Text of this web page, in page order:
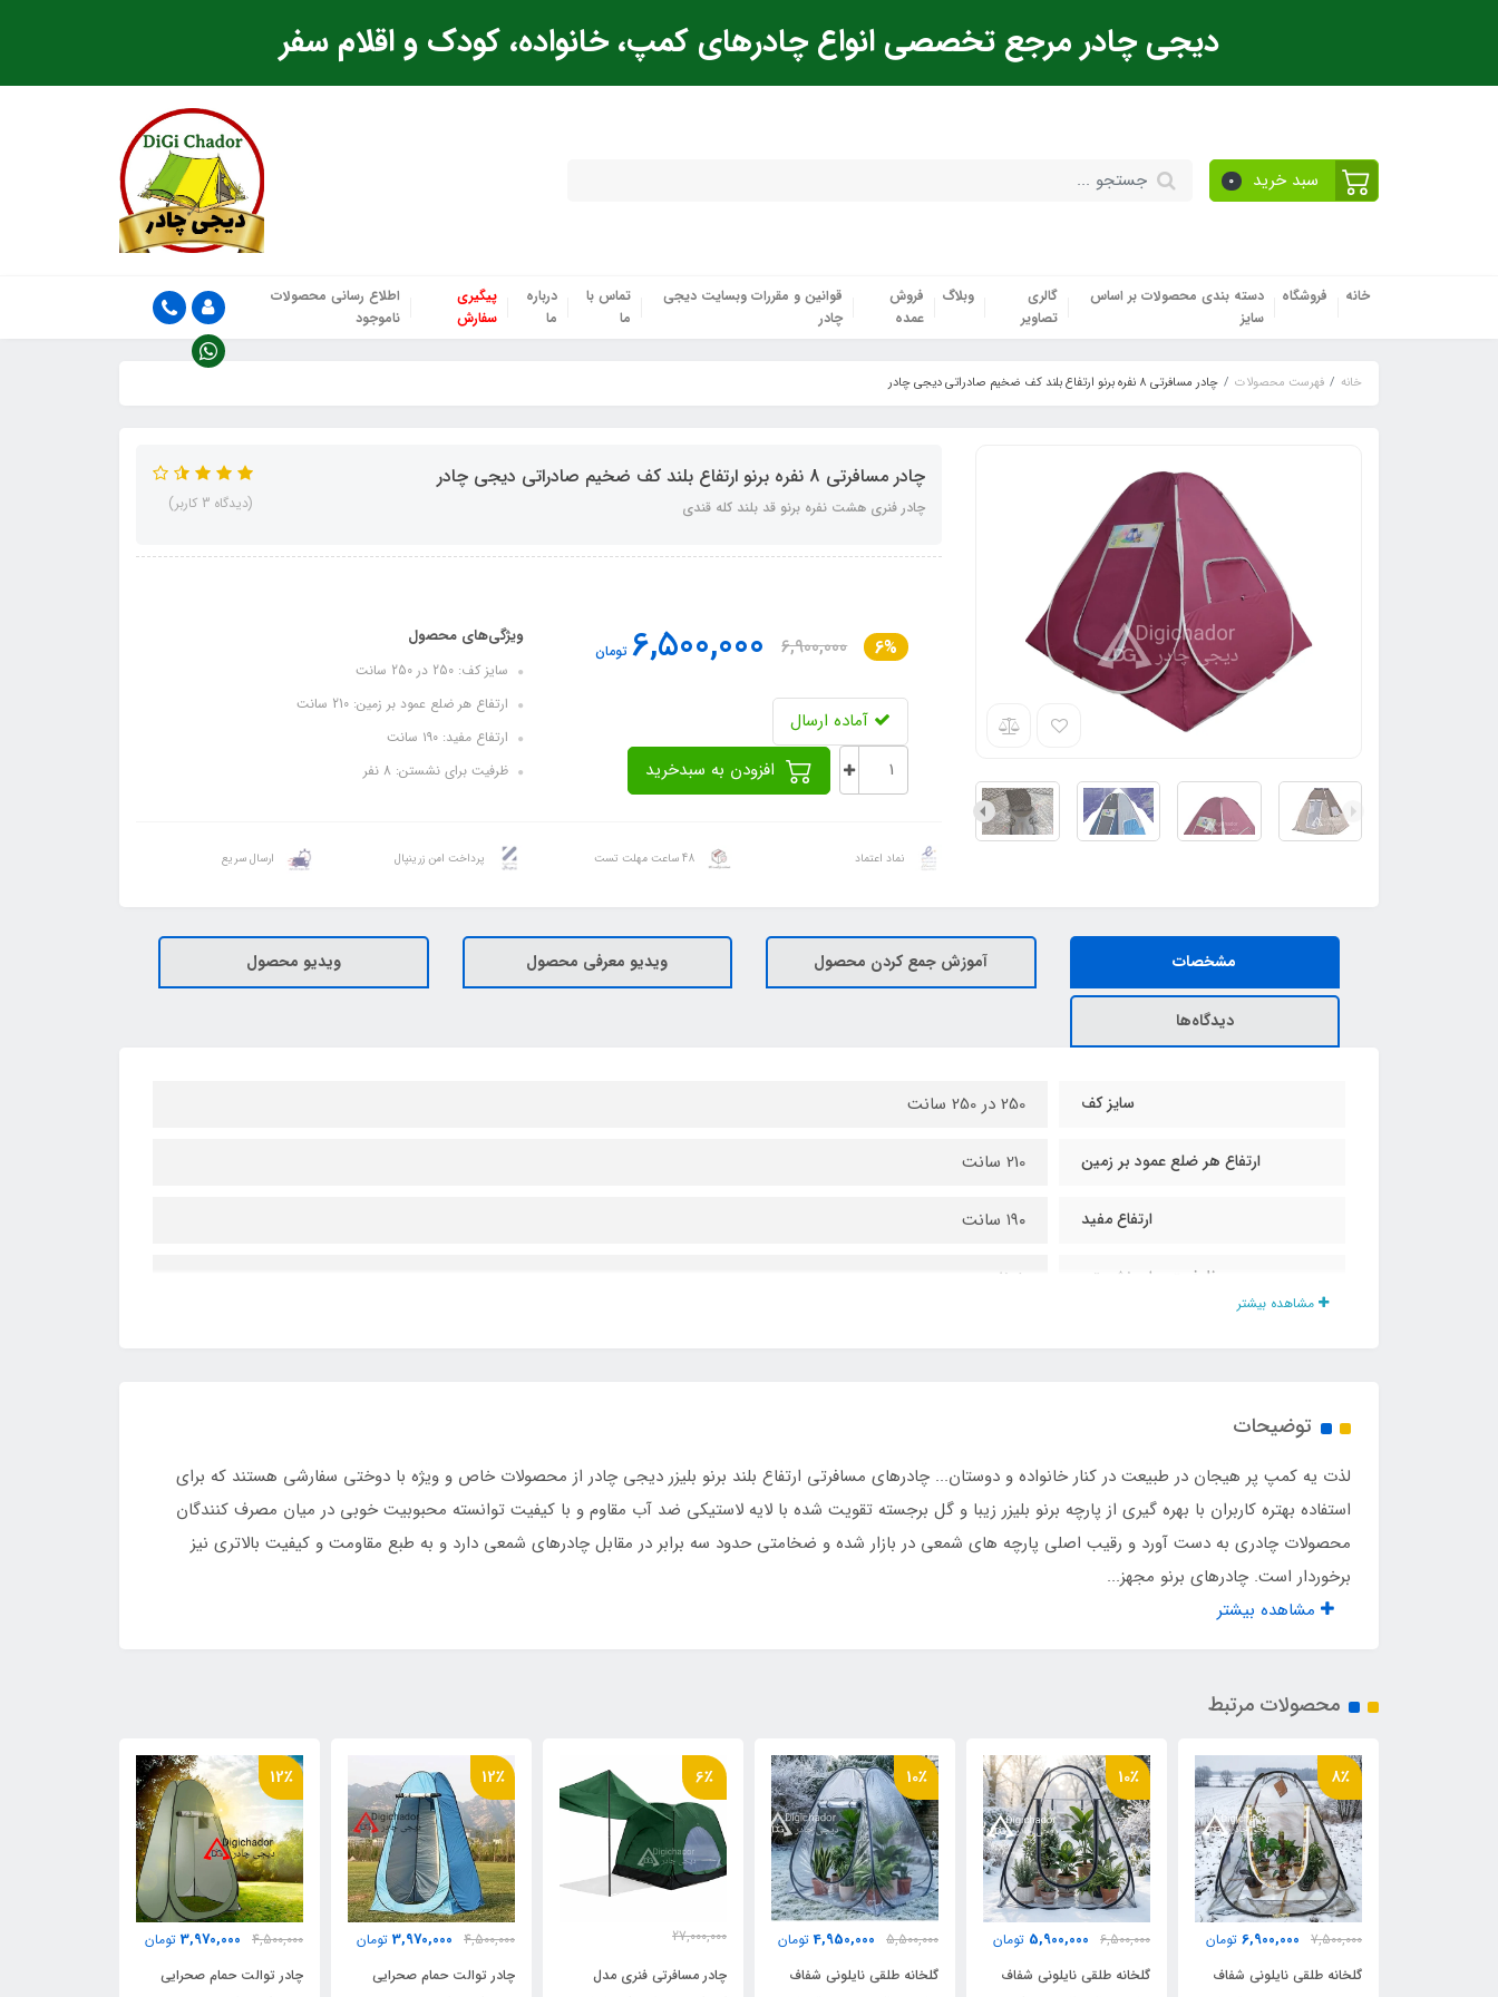
دیجی چادر مرجع تخصصی انواع چادرهای کمپ، خانواده، کودک و اقلام سفر
سبد خرید 0
خانه فروشگاه
دسته بندی محصولات بر اساس
سایز
گالری
تصاویر
وبلاگ
فروش
عمده
قوانین و مقررات وبسایت دیجی
چادر
تماس با
ما
درباره
ما
پیگیری
سفارش
اطلاع رسانی محصولات
ناموجود
خانه فهرست محصولات چادر مسافرتی 8 نفره برنو ارتفاع بلند کف ضخیم صادراتی دیجی چادر
چادر مسافرتی 8 نفره برنو ارتفاع بلند کف ضخیم صادراتی دیجی چادر
چادر فنری هشت نفره برنو قد بلند کله قندی (دیدگاه 3 کاربر)
6%
6,900,000
6,500,000تومان
آماده ارسال
ویژگی‌های محصول
سایز کف: 250 در 250 سانت
ارتفاع هر ضلع عمود بر زمین: 210 سانت
ارتفاع مفید: ۱۹۰ سانت
ظرفیت برای نشستن: 8 نفر
نماد اعتماد 48 ساعت مهلت تست پرداخت امن زرینپال ارسال سریع
مشخصات آموزش جمع کردن محصول ویدیو معرفی محصول ویدیو محصول
دیدگاه‌ها
سایز کف 250 در 250 سانت
ارتفاع هر ضلع عمود بر زمین 210 سانت
ارتفاع مفید ۱۹۰ سانت
ظرفیت برای نشستن 8 نفر
تعداد درب ورودی 1 عدد
جنس تور پشه‌ بند درب و پنجره ها
وزن ۱۰ کیلو
مدل پنجره ها اسپانیایی
نوع کیف برنو فنردار چترشو
مشاهده بیشتر
توضیحات
لذت یه کمپ پر هیجان در طبیعت در کنار خانواده و دوستان... چادرهای مسافرتی ارتفاع بلند برنو بلیزر دیجی چادر از محصولات خاص و ویژه با دوختی سفارشی هستند که برای
استفاده بهتره کاربران با بهره گیری از پارچه برنو بلیزر زیبا و گل برجسته تقویت شده با لایه لاستیکی ضد آب مقاوم و با کیفیت توانسته محبوبیت خوبی در میان مصرف کنندگان
محصولات چادری به دست آورد و رقیب اصلی پارچه های شمعی در بازار شده و ضخامتی حدود سه برابر در مقابل چادرهای شمعی دارد و به طبع مقاومت و کیفیت بالاتری نیز
برخوردار است. چادرهای برنو مجهز...
مشاهده بیشتر
محصولات مرتبط
10٪
6,500,000
5,900,000 تومان
گلخانه طلقی نایلونی شفاف
10٪
5,500,000
4,950,000 تومان
گلخانه طلقی نایلونی شفاف
6٪
27,000,000
25,500,000 تومان
چادر مسافرتی فنری مدل
12٪
4,500,000
چادر توالت حمام صحرایی
12٪
4,500,000
3,970,000 تومان
چادر توالت حمام صحرایی
9٪
4,900,000
4,500,000 تومان
چادر توالت صحرایی ارتفاع